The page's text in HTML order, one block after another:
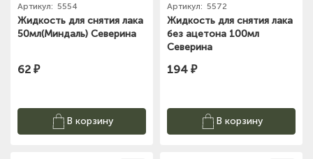
Артикул: 5554
Жидкость для снятия лака
50мл(Миндаль) Северина
62 ₽
В корзину
Артикул: 5572
Жидкость для снятия лака
без ацетона 100мл
Северина
194 ₽
В корзину